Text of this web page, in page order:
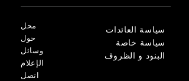
محل
حول
وسائل
الإعلام
اتصل
سياسة العائدات
سياسة خاصة
البنود و الظروف